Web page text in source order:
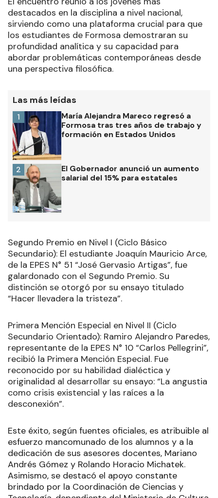
destacados en la disciplina a nivel nacional,
sirviendo como una plataforma crucial para que
los estudiantes de Formosa demostraran su
profundidad analítica y su capacidad para
abordar problemáticas contemporáneas desde
una perspectiva filosófica.
Las más leídas
María Alejandra Mareco regresó a
Formosa tras tres años de trabajo y
formación en Estados Unidos
1
El Gobernador anunció un aumento
salarial del 15% para estatales
2
Segundo Premio en Nivel I (Ciclo Básico
Secundario): El estudiante Joaquín Mauricio Arce,
de la EPES N° 51 “José Gervasio Artigas”, fue
galardonado con el Segundo Premio. Su
distinción se otorgó por su ensayo titulado
“Hacer llevadera la tristeza”.
Primera Mención Especial en Nivel II (Ciclo
Secundario Orientado): Ramiro Alejandro Paredes,
representante de la EPES N° 10 “Carlos Pellegrini”,
recibió la Primera Mención Especial. Fue
reconocido por su habilidad dialéctica y
originalidad al desarrollar su ensayo: “La angustia
como crisis existencial y las raíces a la
desconexión”.
Este éxito, según fuentes oficiales, es atribuible al
esfuerzo mancomunado de los alumnos y a la
dedicación de sus asesores docentes, Mariano
Andrés Gómez y Rolando Horacio Michatek.
Asimismo, se destacó el apoyo constante
brindado por la Coordinación de Ciencias y